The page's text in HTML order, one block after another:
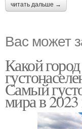
читать дальше →
Вас может
Какой
Самый
мира в 2023